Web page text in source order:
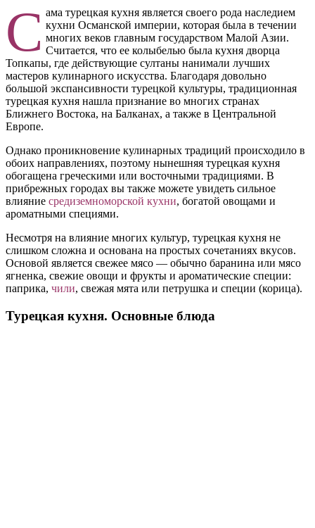
С ама турецкая кухня является своего рода наследием
кухни Османской империи, которая была в течении
многих веков главным государством Малой Азии.
Считается, что ее колыбелью была кухня дворца
Топкапы, где действующие султаны нанимали лучших
мастеров кулинарного искусства. Благодаря довольно
большой экспансивности турецкой культуры, традиционная
турецкая кухня нашла признание во многих странах
Ближнего Востока, на Балканах, а также в Центральной
Европе.
Однако проникновение кулинарных традиций происходило в
обоих направлениях, поэтому нынешняя турецкая кухня
обогащена греческими или восточными традициями. В
прибрежных городах вы также можете увидеть сильное
влияние средиземноморской кухни, богатой овощами и
ароматными специями.
Несмотря на влияние многих культур, турецкая кухня не
слишком сложна и основана на простых сочетаниях вкусов.
Основой является свежее мясо — обычно баранина или мясо
ягненка, свежие овощи и фрукты и ароматические специи:
паприка, чили, свежая мята или петрушка и специи (корица).
Турецкая кухня. Основные блюда